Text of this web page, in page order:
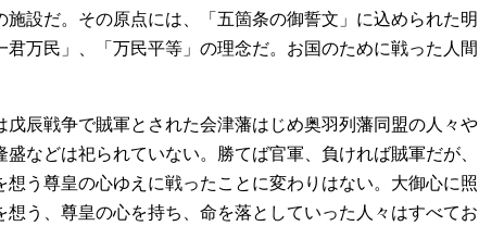
施設だ。その原点には、「五箇条の御誓文」に込められた明
万民」、「万民平等」の理念だ。お国のために戦った人間
辰戦争で賊軍とされた会津藩はじめ奥羽列藩同盟の人々や
などは祀られていない。勝てば官軍、負ければ賊軍だが、
う尊皇の心ゆえに戦ったことに変わりはない。大御心に照
想う、尊皇の心を持ち、命を落としていった人々はすべてお